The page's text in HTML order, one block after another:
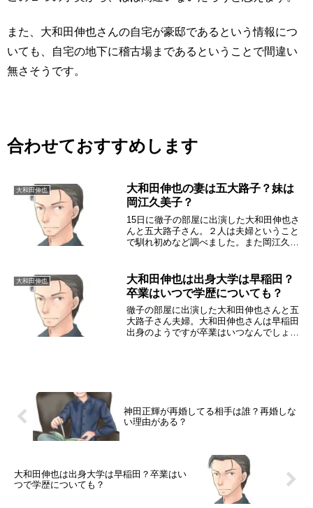
また、大和田伸也さんの自宅が豪邸であるという情報につ
いても、自宅の地下に稽古場まであるということで間違い
無さそうです。
合わせておすすめします
大和田伸也
大和田伸也の妻は五大路子？妹は
岡江久美子？
15日に徹子の部屋に出演した大和田伸也さ
んと五大路子さん。２人は夫婦ということ
で馴れ初めなど調べました。また岡江久美
さんは、１９７９年９月に結婚していま
す。大和田伸...
大和田伸也
大和田伸也は出身大学は早稲田？
卒業はいつで学歴についても？
徹子の部屋に出演した大和田伸也さんと五
大路子さん夫婦。大和田伸也さんは早稲田
出身のようですが卒業はいつなんでしょう
神田正輝が再婚してる相手は誰？再婚しな
い理由がある？
大和田伸也は出身大学は早稲田？卒業はい
つで学歴についても？